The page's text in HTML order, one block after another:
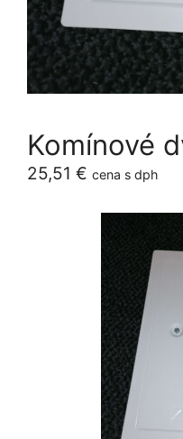
Komínové
25,51 € cena s dph